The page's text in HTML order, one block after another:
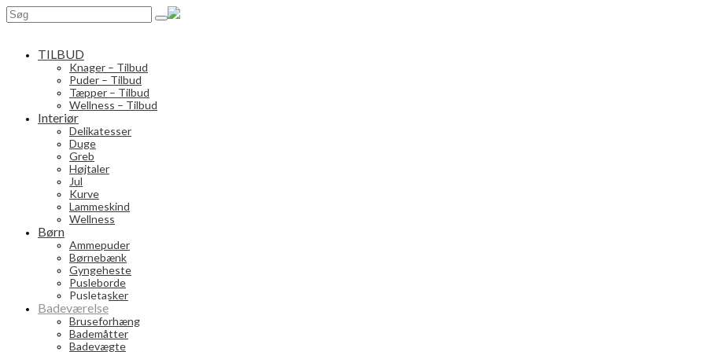
Search
for:
TILBUD
Knager – Tilbud
Puder – Tilbud
Tæpper – Tilbud
Wellness – Tilbud
Interiør
Delikatesser
Duge
Greb
Højtaler
Jul
Kurve
Lammeskind
Wellness
Børn
Ammepuder
Børnebænk
Gyngeheste
Pusleborde
Pusletasker
Badeværelse
Bruseforhæng
Bademåtter
Badevægte